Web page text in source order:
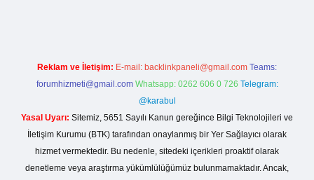
Reklam ve İletişim: E-mail: backlinkpaneli@gmail.com Teams:
forumhizmeti@gmail.com Whatsapp: 0262 606 0 726 Telegram:
@karabul
Yasal Uyarı: Sitemiz, 5651 Sayılı Kanun gereğince Bilgi Teknolojileri ve
İletişim Kurumu (BTK) tarafından onaylanmış bir Yer Sağlayıcı olarak
hizmet vermektedir. Bu nedenle, sitedeki içerikleri proaktif olarak
denetleme veya araştırma yükümlülüğümüz bulunmamaktadır. Ancak,